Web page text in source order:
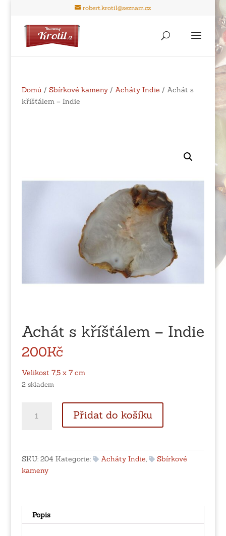
robert.krotil@seznam.cz
Domů / Sbírkové kameny/ Acháty Indie / Achát s
kříšťálem – Indie
Achát s kříšťálem – Indie
200Kč
Velikost 7,5 x 7 cm
2 skladem
Přidat do košíku
SKU: 204 Kategorie: Acháty Indie,
Sbírkové
kameny
Popis